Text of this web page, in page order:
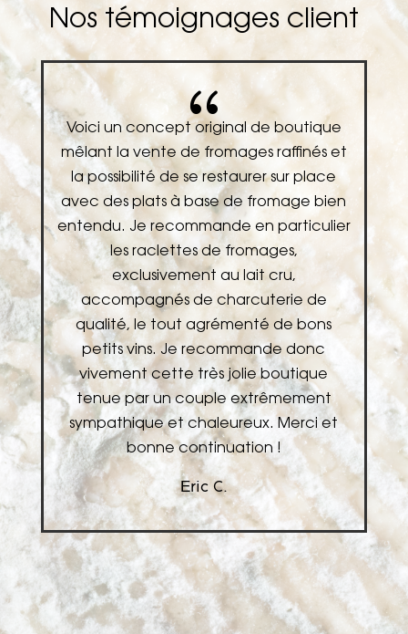
Nos témoignages client
{
Voici un concept original de boutique
mêlant la vente de fromages raffinés et
la possibilité de se restaurer sur place
avec des plats à base de fromage bien
entendu. Je recommande en particulier
les raclettes de fromages,
exclusivement au lait cru,
accompagnés de charcuterie de
qualité, le tout agrémenté de bons
petits vins. Je recommande donc
vivement cette très jolie boutique
tenue par un couple extrêmement
sympathique et chaleureux. Merci et
bonne continuation !
Eric C.
!